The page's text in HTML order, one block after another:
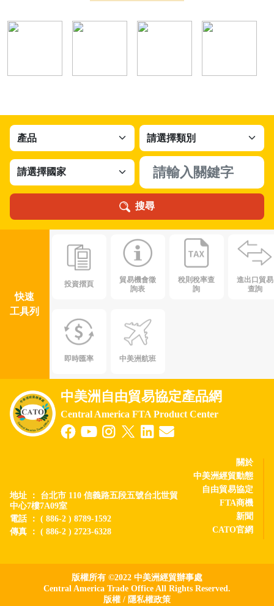
搜尋
快速
工具列
投資摺頁
貿易機會徵
詢表
稅則稅率查
詢
進出口貿易
查詢
即時匯率 中美洲航班
中美洲自由貿易協定產品網
Central America FTA Product Center
地址 ： 台北市 110 信義路五段五號台北世貿
中心7樓7A09室
電話 ： ( 886-2 ) 8789-1592
傳真 ： ( 886-2 ) 2723-6328
關於
中美洲經貿動態
自由貿易協定
FTA商機
新聞
CATO官網
版權所有 ©2022 中美洲經貿辦事處
Central America Trade Office All Rights Reserved.
版權 / 隱私權政策